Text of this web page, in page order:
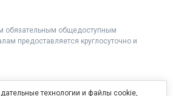
обязательным общедоступным
предоставляется круглосуточно и
технологии и файлы cookie,